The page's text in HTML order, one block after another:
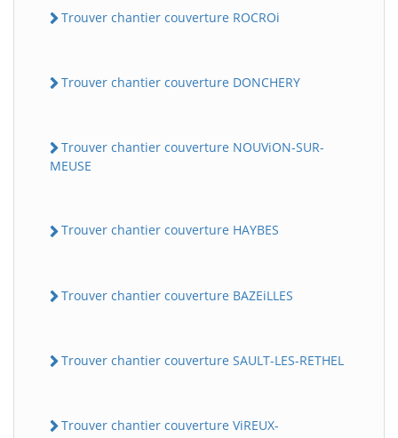
Trouver chantier couverture ROCROi
Trouver chantier couverture DONCHERY
Trouver chantier couverture NOUViON-SUR-
MEUSE
Trouver chantier couverture HAYBES
Trouver chantier couverture BAZEiLLES
Trouver chantier couverture SAULT-LES-RETHEL
Trouver chantier couverture ViREUX-